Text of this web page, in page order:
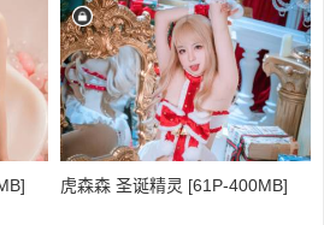
虎森森 圣诞精灵 [61P-400MB]